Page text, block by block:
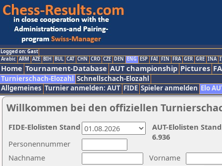
Logged on: Gast
Arabic ARM AZE BIH BUL CAT CHN CRO CZE DEN ENG ESP FAI FIN FRA GER GRE INA
Home Tournament-Database AUT championship Pictures
Turnierschach-Elozahl Schnellschach-Elozahl
Allgemeines Turnier anmelden: AUT FIDE Spieler anmelden Elo
Willkommen bei den offiziellen
Nachname
Vorname
Personennummer
AUT-Elolisten
6.936
FIDE-Elolisten Stand